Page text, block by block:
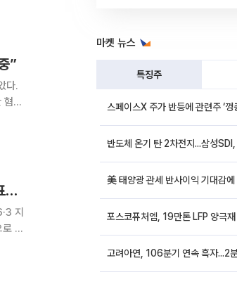
”
다.
혐의
투표용지 부족에서 개표소 봉쇄까지…한 달간 무슨 일 있었나 [잠실 개표소 시위②]
들
마켓 뉴스
특징주